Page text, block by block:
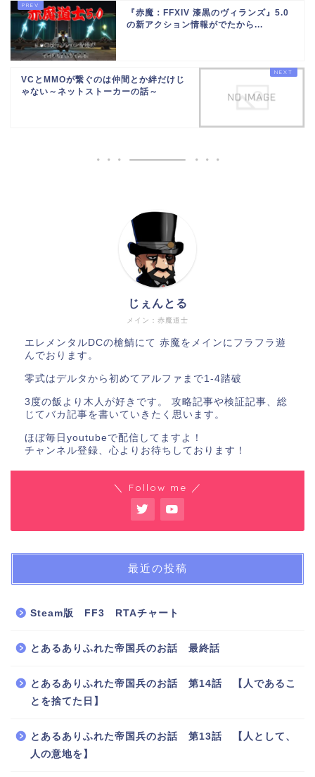
『赤魔：FFXIV 漆黒のヴィランズ』5.0
の新アクション情報がでたから...
VCとMMOが繋ぐのは仲間とか絆だけじ
ゃない～ネットストーカーの話～
メイン：赤魔道士
じぇんとる
エレメンタルDCの槍鯖にて 赤魔をメインにフラフラ遊
んでおります。
零式はデルタから初めてアルファまで1-4踏破
3度の飯より木人が好きです。 攻略記事や検証記事、総
じてバカ記事を書いていきたく思います。
ほぼ毎日youtubeで配信してますよ！
チャンネル登録、心よりお待ちしております！
＼ Follow me ／
最近の投稿
Steam版 FF3 RTAチャート
とあるありふれた帝国兵のお話 最終話
とあるありふれた帝国兵のお話 第14話 【人であるこ
とを捨てた日】
とあるありふれた帝国兵のお話 第13話 【人として、
人の意地を】